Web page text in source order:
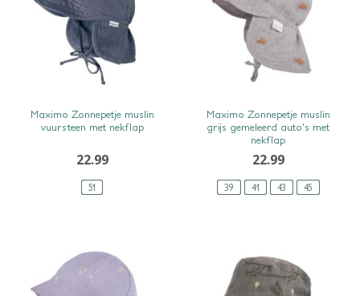
SNEL BEKIJKEN
51
Maximo Zonnepetje muslin
vuursteen met nekflap
22.99
SNEL BEKIJKEN
39 41 43 45
Maximo Zonnepetje muslin
grijs gemeleerd auto’s met
nekflap
22.99